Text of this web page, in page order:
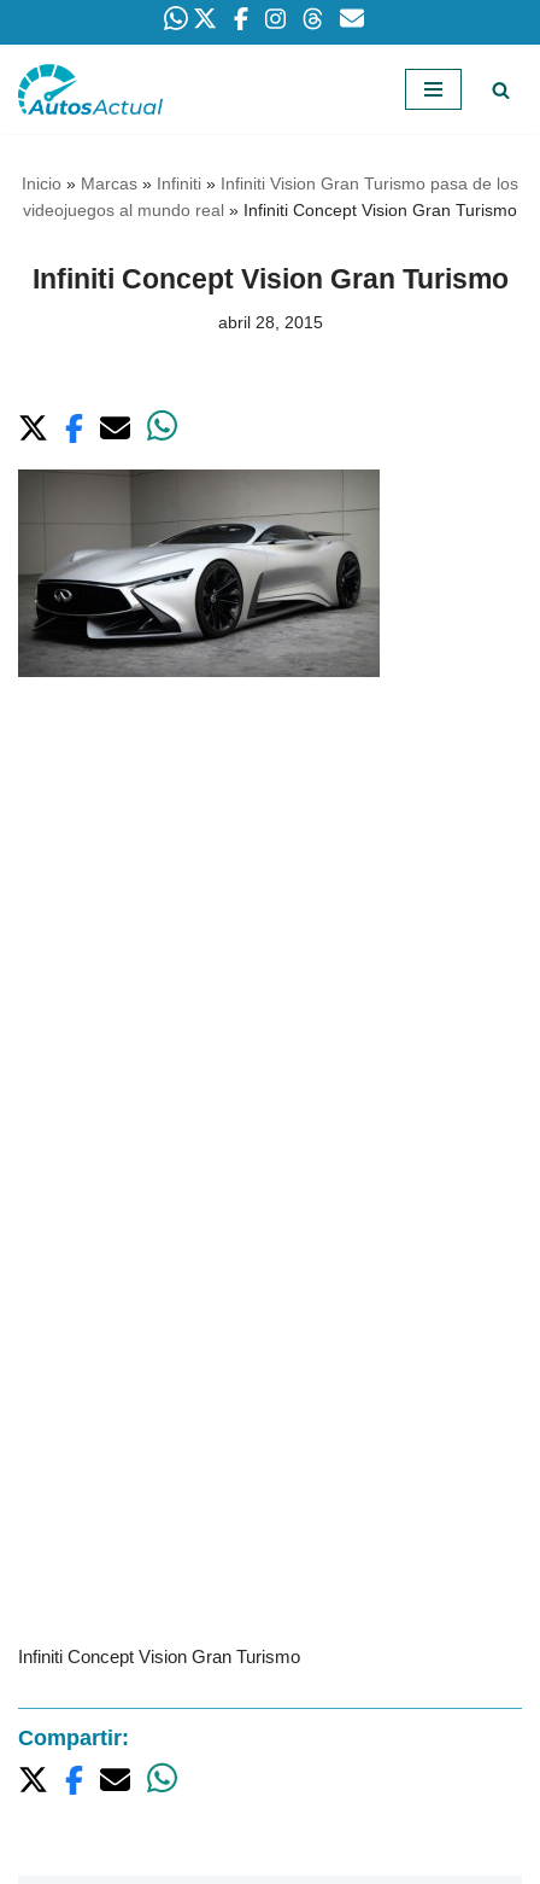
Saltar
Inicio » Marcas » Infiniti » Infiniti Vision Gran Turismo pasa de los
videojuegos al mundo real » Infiniti Concept Vision Gran Turismo
Infiniti Concept Vision Gran Turismo
abril 28, 2015
Infiniti Concept Vision Gran Turismo
Compartir: